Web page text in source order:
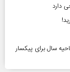
دارد